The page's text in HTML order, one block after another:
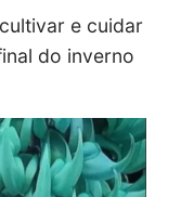
e cuidar
do inverno